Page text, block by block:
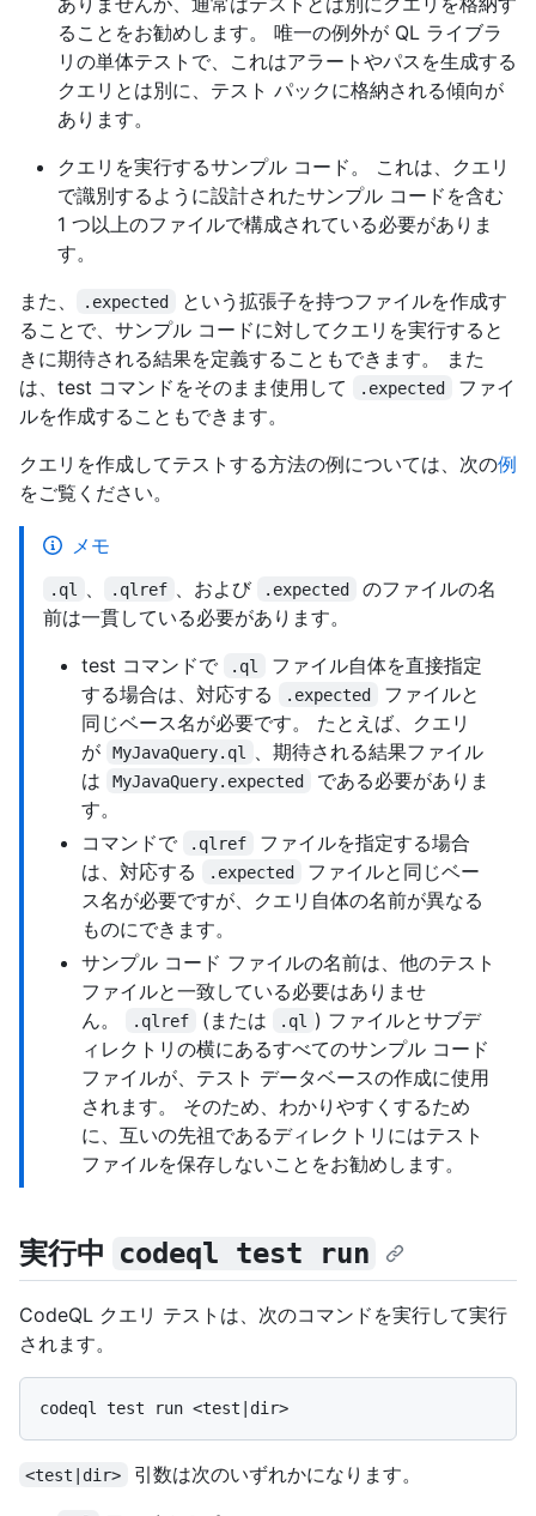
ることをお勧めします。 唯一の例外が QL ライブラ
リの単体テストで、これはアラートやパスを生成する
クエリとは別に、テスト パックに格納される傾向が
あります。
クエリを実行するサンプル コード。 これは、クエリ
で識別するように設計されたサンプル コードを含む
1 つ以上のファイルで構成されている必要がありま
す。
また、
.expected
という拡張子を持つファイルを作成す
ることで、サンプル コードに対してクエリを実行すると
きに期待される結果を定義することもできます。 また
は、test コマンドをそのまま使用して
.expected
ファイ
ルを作成することもできます。
クエリを作成してテストする方法の例については、次の例
をご覧ください。
メモ
.ql .qlref 、および .expected
のファイルの名
前は一貫している必要があります。
test コマンドで
.ql
ファイル自体を直接指定
する場合は、対応する
.expected
ファイルと
同じベース名が必要です。 たとえば、クエリ
が
MyJavaQuery.ql
、期待される結果ファイル
は
MyJavaQuery.expected
である必要がありま
す。
コマンドで
.qlref
ファイルを指定する場合
は、対応する
.expected
ファイルと同じベー
ス名が必要ですが、クエリ自体の名前が異なる
ものにできます。
サンプル コード ファイルの名前は、他のテスト
ファイルと一致している必要はありませ
ん。
.qlref (または .ql
) ファイルとサブデ
ィレクトリの横にあるすべてのサンプル コード
ファイルが、テスト データベースの作成に使用
されます。 そのため、わかりやすくするため
に、互いの先祖であるディレクトリにはテスト
ファイルを保存しないことをお勧めします。
実行中 codeql test run
CodeQL クエリ テストは、次のコマンドを実行して実行
されます。
<test|dir> 引数は次のいずれかになります。